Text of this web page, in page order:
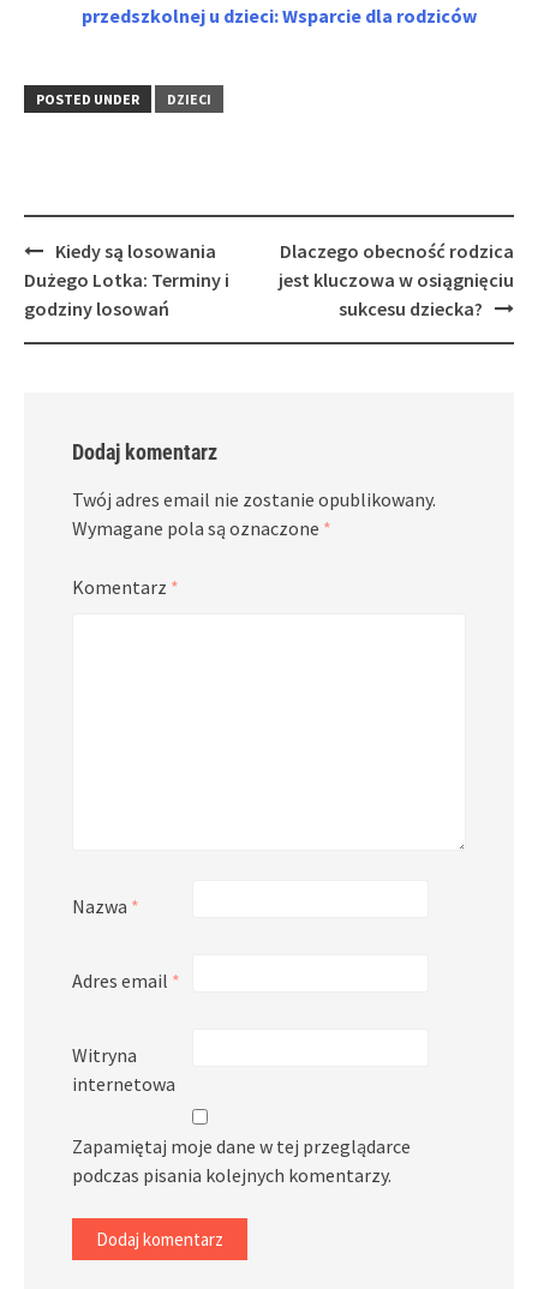
przedszkolnej u dzieci: Wsparcie dla rodziców
POSTED UNDER DZIECI
Post
navigation
Kiedy są losowania
Dużego Lotka: Terminy i
godziny losowań
Dlaczego obecność rodzica
jest kluczowa w osiągnięciu
sukcesu dziecka?
Dodaj komentarz
Twój adres email nie zostanie opublikowany.
Wymagane pola są oznaczone *
Komentarz *
Nazwa *
Adres email *
Witryna
internetowa
Zapamiętaj moje dane w tej przeglądarce
podczas pisania kolejnych komentarzy.